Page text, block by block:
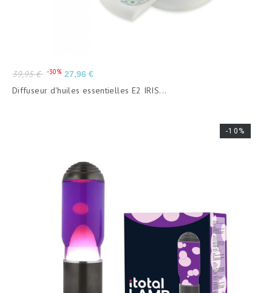
Prix
de
base
39,95 € -30% Prix
27,96 €
Diffuseur d'huiles essentielles E2 IRIS...
-10%